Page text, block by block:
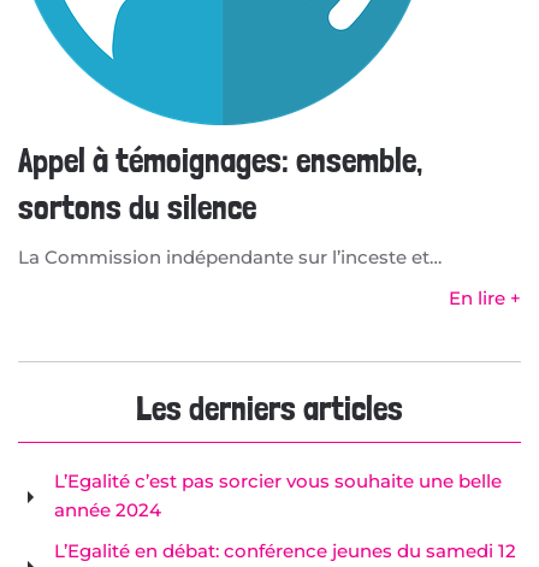
Appel à témoignages: ensemble,
sortons du silence
La Commission indépendante sur l’inceste et…
En lire +
Les derniers articles
L’Egalité c’est pas sorcier vous souhaite une belle
année 2024
L’Egalité en débat: conférence jeunes du samedi 12